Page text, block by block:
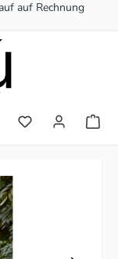
auf Rechnung
Du hast 0